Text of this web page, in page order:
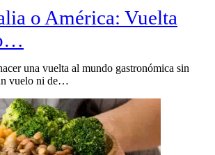
o América: Vuelta
una vuelta al mundo gastronómica sin
vuelo ni de…